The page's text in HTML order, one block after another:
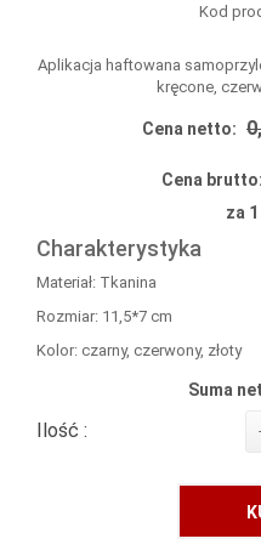
Kod
Aplikacja haftowana
kręcone,
Cena netto:
Cena brutto:
za
Charakterystyka
Materiał: Tkanina
Rozmiar: 11,5*7 cm
Kolor: czarny, czerwony, złoty
Suma
Ilość :